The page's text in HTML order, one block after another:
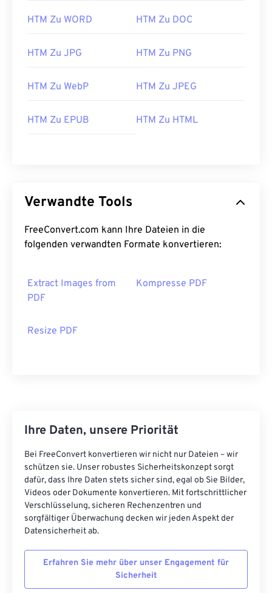
HTM Zu WORD HTM Zu DOC
HTM Zu JPG HTM Zu PNG
HTM Zu WebP HTM Zu JPEG
HTM Zu EPUB HTM Zu HTML
Verwandte Tools
FreeConvert.com kann Ihre Dateien in die
folgenden verwandten Formate konvertieren:
Extract Images from
PDF
Kompresse PDF
Resize PDF
Ihre Daten, unsere Priorität
Bei FreeConvert konvertieren wir nicht nur Dateien – wir
schützen sie. Unser robustes Sicherheitskonzept sorgt
dafür, dass Ihre Daten stets sicher sind, egal ob Sie Bilder,
Videos oder Dokumente konvertieren. Mit fortschrittlicher
Verschlüsselung, sicheren Rechenzentren und
sorgfältiger Überwachung decken wir jeden Aspekt der
Datensicherheit ab.
Erfahren Sie mehr über unser Engagement für
Sicherheit